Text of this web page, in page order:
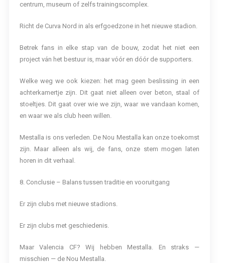
centrum, museum of zelfs trainingscomplex.
Richt de Curva Nord in als erfgoedzone in het nieuwe stadion.
Betrek fans in elke stap van de bouw, zodat het niet een
project ván het bestuur is, maar vóór en dóór de supporters.
Welke weg we ook kiezen: het mag geen beslissing in een
achterkamertje zijn. Dit gaat niet alleen over beton, staal of
stoeltjes. Dit gaat over wie we zijn, waar we vandaan komen,
en waar we als club heen willen.
Mestalla is ons verleden. De Nou Mestalla kan onze toekomst
zijn. Maar alleen als wij, de fans, onze stem mogen laten
horen in dit verhaal.
8. Conclusie – Balans tussen traditie en vooruitgang
Er zijn clubs met nieuwe stadions.
Er zijn clubs met geschiedenis.
Maar Valencia CF? Wij hebben Mestalla. En straks —
misschien — de Nou Mestalla.